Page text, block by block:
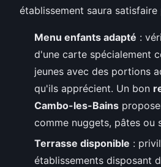
établissement saura
Menu enfants adapté :
d'une carte spécialement
jeunes avec des portions
qu'ils apprécient. Un bon
Cambo-les-Bains
comme nuggets, pâtes ou
Terrasse disponible :
établissements disposant